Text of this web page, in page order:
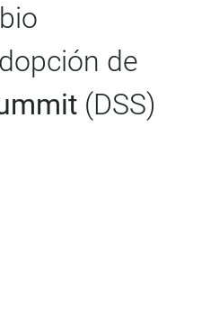
de
(DSS)